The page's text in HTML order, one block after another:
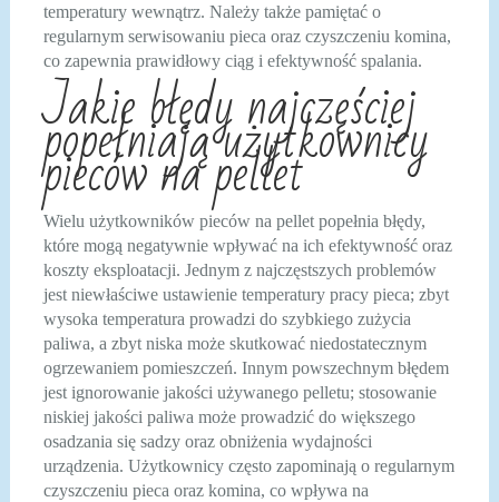
temperatury wewnątrz. Należy także pamiętać o
regularnym serwisowaniu pieca oraz czyszczeniu komina,
co zapewnia prawidłowy ciąg i efektywność spalania.
Jakie błędy najczęściej
popełniają użytkownicy
pieców na pellet
Wielu użytkowników pieców na pellet popełnia błędy,
które mogą negatywnie wpływać na ich efektywność oraz
koszty eksploatacji. Jednym z najczęstszych problemów
jest niewłaściwe ustawienie temperatury pracy pieca; zbyt
wysoka temperatura prowadzi do szybkiego zużycia
paliwa, a zbyt niska może skutkować niedostatecznym
ogrzewaniem pomieszczeń. Innym powszechnym błędem
jest ignorowanie jakości używanego pelletu; stosowanie
niskiej jakości paliwa może prowadzić do większego
osadzania się sadzy oraz obniżenia wydajności
urządzenia. Użytkownicy często zapominają o regularnym
czyszczeniu pieca oraz komina, co wpływa na